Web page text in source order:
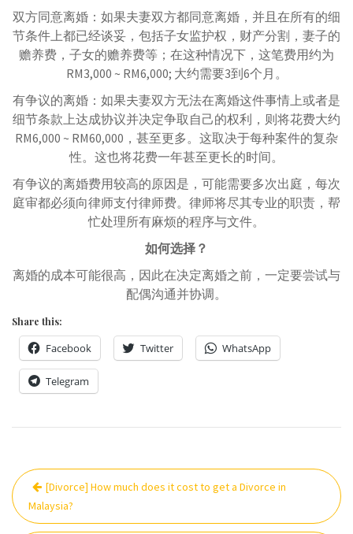
双方同意离婚：如果夫妻双方都同意离婚，并且在所有的细
节条件上都已经谈妥，包括子女监护权，财产分割，妻子的
赡养费，子女的赡养费等；在这种情况下，这笔费用约为
RM3,000 ~ RM6,000; 大约需要3到6个月。
有争议的离婚：如果夫妻双方无法在离婚这件事情上或者是
细节条款上达成协议并决定争取自己的权利，则将花费大约
RM6,000 ~ RM60,000，甚至更多。这取决于每种案件的复杂
性。这也将花费一年甚至更长的时间。
有争议的离婚费用较高的原因是，可能需要多次出庭，每次
庭审都必须向律师支付律师费。律师将尽其专业的职责，帮
忙处理所有麻烦的程序与文件。
如何选择？
离婚的成本可能很高，因此在决定离婚之前，一定要尝试与
配偶沟通并协调。
Share this:
Facebook Twitter WhatsApp
Telegram
Post
navigation
[Divorce] How much does it cost to get a Divorce in
Malaysia?